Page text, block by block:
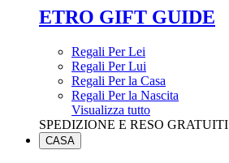
ETRO GIFT GUIDE
Regali Per Lei
Regali Per Lui
Regali Per la Casa
Regali Per la Nascita
Visualizza tutto
SPEDIZIONE E RESO GRATUITI
CASA